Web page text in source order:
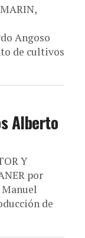
Angoso
de cultivos
Alberto
Y
por
Manuel
de